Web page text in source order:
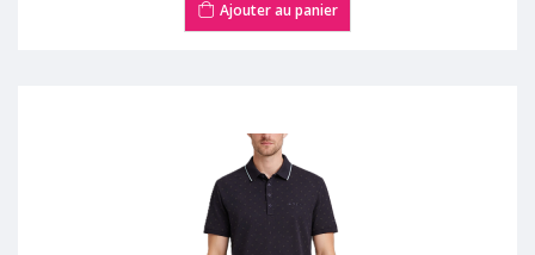
Ajouter au panier